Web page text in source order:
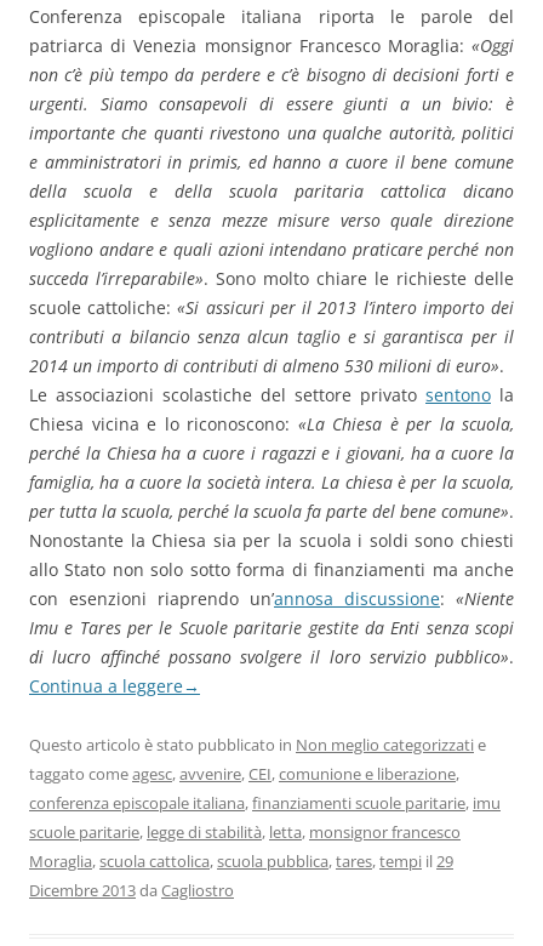
Conferenza episcopale italiana riporta le parole del
patriarca di Venezia monsignor Francesco Moraglia: «Oggi
non c’è più tempo da perdere e c’è bisogno di decisioni forti e
urgenti. Siamo consapevoli di essere giunti a un bivio: è
importante che quanti rivestono una qualche autorità, politici
e amministratori in primis, ed hanno a cuore il bene comune
della scuola e della scuola paritaria cattolica dicano
esplicitamente e senza mezze misure verso quale direzione
vogliono andare e quali azioni intendano praticare perché non
succeda l’irreparabile». Sono molto chiare le richieste delle
scuole cattoliche:«Si assicuri per il 2013 l’intero importo dei
contributi a bilancio senza alcun taglio e si garantisca per il
2014 un importo di contributi di almeno 530 milioni di euro».
Le associazioni scolastiche del settore privato sentono la
Chiesa vicina e lo riconoscono: «La Chiesa è per la scuola,
perché la Chiesa ha a cuore i ragazzi e i giovani, ha a cuore la
famiglia, ha a cuore la società intera. La chiesa è per la scuola,
per tutta la scuola, perché la scuola fa parte del bene comune».
Nonostante la Chiesa sia per la scuola i soldi sono chiesti
allo Stato non solo sotto forma di finanziamenti ma anche
con esenzioni riaprendo un’annosa discussione: «Niente
Imu e Tares per le Scuole paritarie gestite da Enti senza scopi
di lucro affinché possano svolgere il loro servizio pubblico».
Continua a leggere→
Questo articolo è stato pubblicato in Non meglio categorizzatie
taggato comeagesc,avvenire,CEI,comunione e liberazione,
conferenza episcopale italiana,finanziamenti scuole paritarie, imu
scuole paritarie, legge di stabilità, letta, monsignor francesco
Moraglia,scuola cattolica,scuola pubblica,tares,tempi il29
Dicembre 2013da Cagliostro